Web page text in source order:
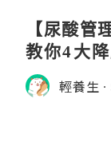
【尿酸
教你4大
飲食調理秘
輕養生